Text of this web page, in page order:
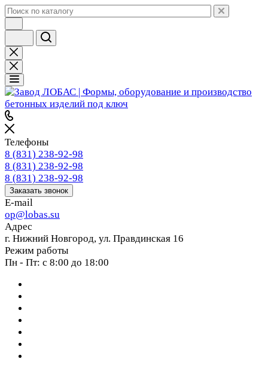
Телефоны
8 (831) 238-92-98
8 (831) 238-92-98
8 (831) 238-92-98
Заказать звонок
E-mail
op@lobas.su
Адрес
г. Нижний Новгород, ул. Правдинская 16
Режим работы
Пн - Пт: с 8:00 до 18:00